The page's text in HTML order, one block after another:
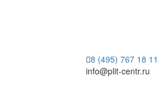
8 (495) 767 18 11
info@plit-centr.ru